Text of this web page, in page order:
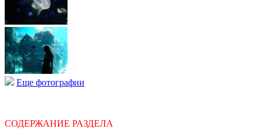
Еще фотографии
СОДЕРЖАНИЕ РАЗДЕЛА